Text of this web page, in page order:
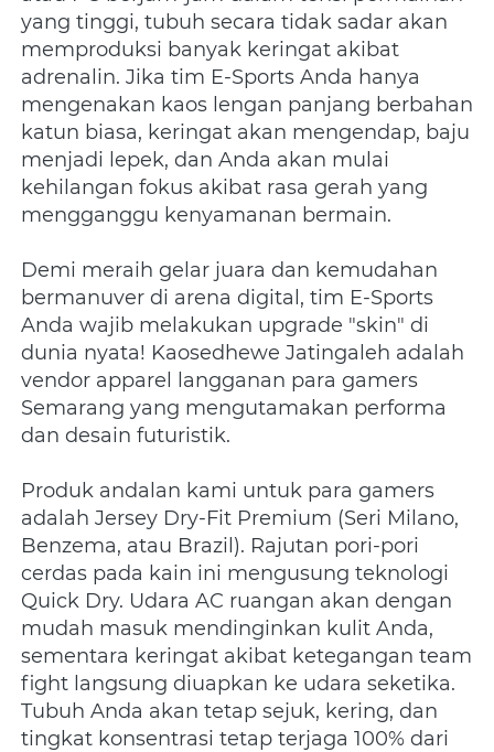
yang tinggi, tubuh secara tidak sadar akan
memproduksi banyak keringat akibat
adrenalin. Jika tim E-Sports Anda hanya
mengenakan kaos lengan panjang berbahan
katun biasa, keringat akan mengendap, baju
menjadi lepek, dan Anda akan mulai
kehilangan fokus akibat rasa gerah yang
mengganggu kenyamanan bermain.
Demi meraih gelar juara dan kemudahan
bermanuver di arena digital, tim E-Sports
Anda wajib melakukan upgrade "skin" di
dunia nyata! Kaosedhewe Jatingaleh adalah
vendor apparel langganan para gamers
Semarang yang mengutamakan performa
dan desain futuristik.
Produk andalan kami untuk para gamers
adalah Jersey Dry-Fit Premium (Seri Milano,
Benzema, atau Brazil). Rajutan pori-pori
cerdas pada kain ini mengusung teknologi
Quick Dry. Udara AC ruangan akan dengan
mudah masuk mendinginkan kulit Anda,
sementara keringat akibat ketegangan team
fight langsung diuapkan ke udara seketika.
Tubuh Anda akan tetap sejuk, kering, dan
tingkat konsentrasi tetap terjaga 100% dari